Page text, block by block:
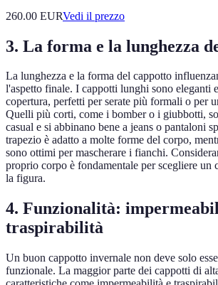
260.00 EURVedi il prezzo
3. La forma e la lunghezza
La lunghezza e la forma del cappotto
l'aspetto finale. I cappotti lunghi sono eleganti
copertura, perfetti per serate più formali o per
Quelli più corti, come i bomber o i giubbotti,
casual e si abbinano bene a jeans o pantaloni
trapezio è adatto a molte forme del corpo,
sono ottimi per mascherare i fianchi.
proprio corpo è fondamentale per scegliere un
la figura.
4. Funzionalità:
traspirabilità
Un buon cappotto invernale non deve solo
funzionale. La maggior parte dei cappotti di